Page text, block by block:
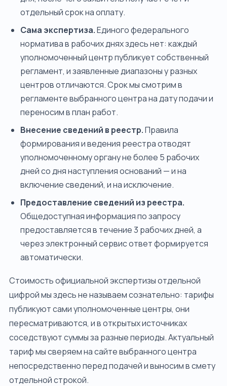
отдельный срок на оплату.
Сама экспертиза.Единого федерального
норматива в рабочих днях здесь нет: каждый
уполномоченный центр публикует собственный
регламент, и заявленные диапазоны у разных
центров отличаются. Срок мы смотрим в
регламенте выбранного центра на дату подачи и
переносим в план работ.
Внесение сведений в реестр.Правила
формирования и ведения реестра отводят
уполномоченному органу не более 5 рабочих
дней со дня наступления оснований — и на
включение сведений, и на исключение.
Предоставление сведений из реестра.
Общедоступная информация по запросу
предоставляется в течение 3 рабочих дней, а
через электронный сервис ответ формируется
автоматически.
Стоимость официальной экспертизы отдельной
цифрой мы здесь не называем сознательно: тарифы
публикуют сами уполномоченные центры, они
пересматриваются, и в открытых источниках
соседствуют суммы за разные периоды. Актуальный
тариф мы сверяем на сайте выбранного центра
непосредственно перед подачей и выносим в смету
отдельной строкой.